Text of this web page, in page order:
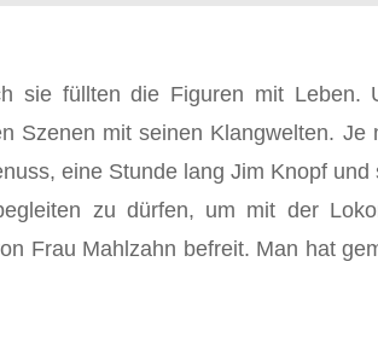
sie füllten die Figuren mit Leben.
Szenen mit seinen Klangwelten. Je
eine Stunde lang Jim Knopf und
zu dürfen, um mit der
Frau Mahlzahn befreit. Man hat